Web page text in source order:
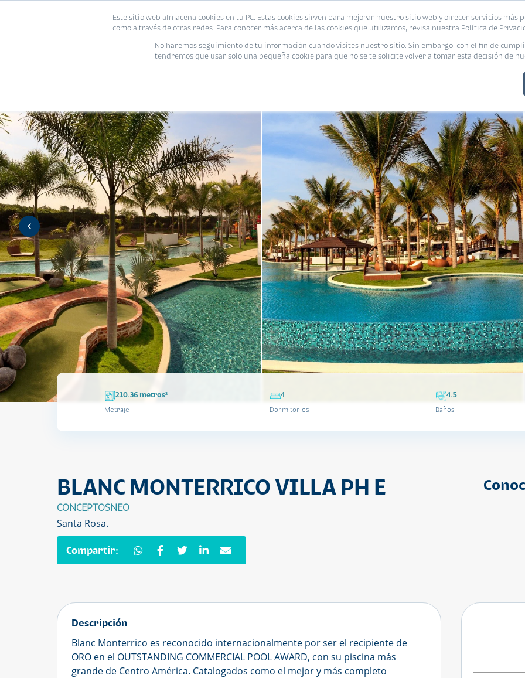
Este sitio web almacena cookies en tu PC. Estas cookies sirven para mejorar nuestro sitio web y ofrecer servicios más
como a través de otras redes. Para conocer más acerca de las cookies que utilizamos, revisa nuestra Política de
No haremos seguimiento de tu información cuando visites nuestro sitio. Sin embargo, con el fin de
tendremos que usar solo una pequeña cookie para que no se te solicite volver a tomar esta decisión de
210.36 metros²
Metraje
4
Dormitorios
4.5
Baños
BLANC MONTERRICO VILLA PH E
CONCEPTOSNEO
Santa Rosa.
Compartir:
Descripción
Blanc Monterrico es reconocido internacionalmente por ser el recipiente de
ORO en el OUTSTANDING COMMERCIAL POOL AWARD, con su piscina más
grande de Centro América. Catalogados como el mejor y más completo
Viviendas Eventos Promociones Blog